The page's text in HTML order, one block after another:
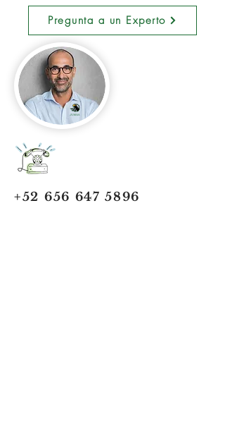
Pregunta a un Experto
+52 656 647 5896